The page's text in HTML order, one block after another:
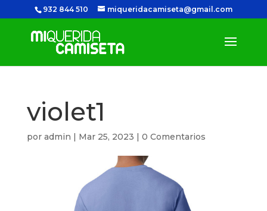
932 844 510 miqueridacamiseta@gmail.com
violet1
por admin | Mar 25, 2023 | 0 Comentarios